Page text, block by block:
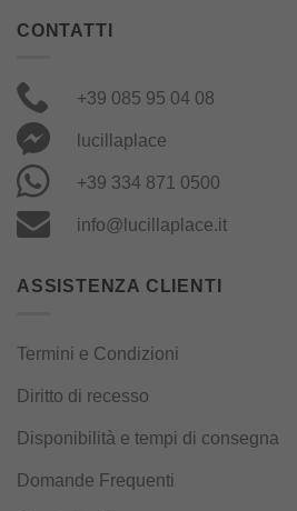
CONTATTI
+39 085 95 04 08
lucillaplace
+39 334 871 0500
info@lucillaplace.it
ASSISTENZA CLIENTI
Termini e Condizioni
Diritto di recesso
Disponibilità e tempi di consegna
Domande Frequenti